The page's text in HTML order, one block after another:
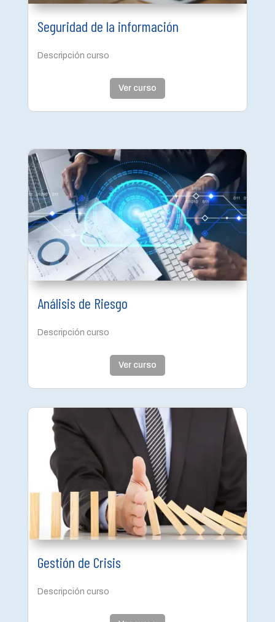
Seguridad de la información
Descripción curso
Ver curso
Análisis de Riesgo
Descripción curso
Ver curso
Gestión de Crisis
Descripción curso